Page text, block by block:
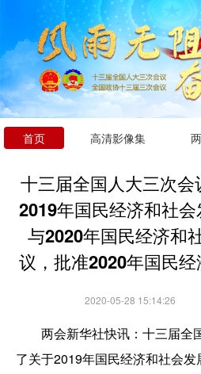
首页 高清影像集
十三届全国人大三次
2019年国民经济和社
与2020年国民经济和
议，批准2020年国民
2020-05-28 15:14:26
两会新华社快讯：十三届全
了关于2019年国民经济和社会